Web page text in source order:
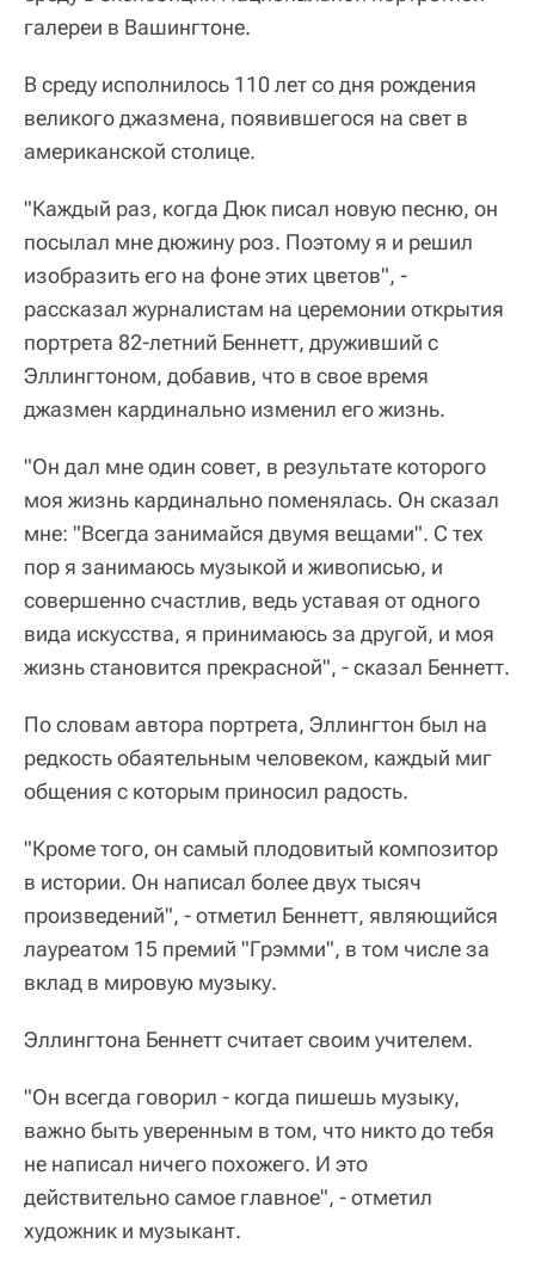
галереи в Вашингтоне.
В среду исполнилось 110 лет со дня рождения
великого джазмена, появившегося на свет в
американской столице.
"Каждый раз, когда Дюк писал новую песню, он
посылал мне дюжину роз. Поэтому я и решил
изобразить его на фоне этих цветов", -
рассказал журналистам на церемонии открытия
портрета 82-летний Беннетт, друживший с
Эллингтоном, добавив, что в свое время
джазмен кардинально изменил его жизнь.
"Он дал мне один совет, в результате которого
моя жизнь кардинально поменялась. Он сказал
мне: "Всегда занимайся двумя вещами". С тех
пор я занимаюсь музыкой и живописью, и
совершенно счастлив, ведь уставая от одного
вида искусства, я принимаюсь за другой, и моя
жизнь становится прекрасной", - сказал Беннетт.
По словам автора портрета, Эллингтон был на
редкость обаятельным человеком, каждый миг
общения с которым приносил радость.
"Кроме того, он самый плодовитый композитор
в истории. Он написал более двух тысяч
произведений", - отметил Беннетт, являющийся
лауреатом 15 премий "Грэмми", в том числе за
вклад в мировую музыку.
Эллингтона Беннетт считает своим учителем.
"Он всегда говорил - когда пишешь музыку,
важно быть уверенным в том, что никто до тебя
не написал ничего похожего. И это
действительно самое главное", - отметил
художник и музыкант.